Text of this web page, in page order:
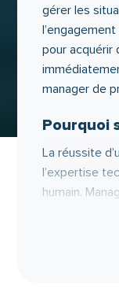
gérer les
pour acquérir
manager de
Pourquoi
La réussite
l’expertise
humain.